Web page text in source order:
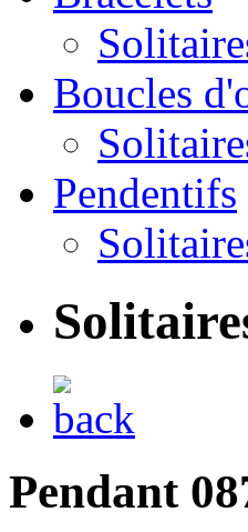
Boucles
Pendentifs
Pendant